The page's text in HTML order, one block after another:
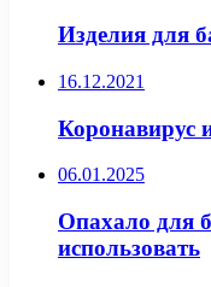
Изделия для
16.12.2021
Коронавирус
06.01.2025
Опахало для
использовать